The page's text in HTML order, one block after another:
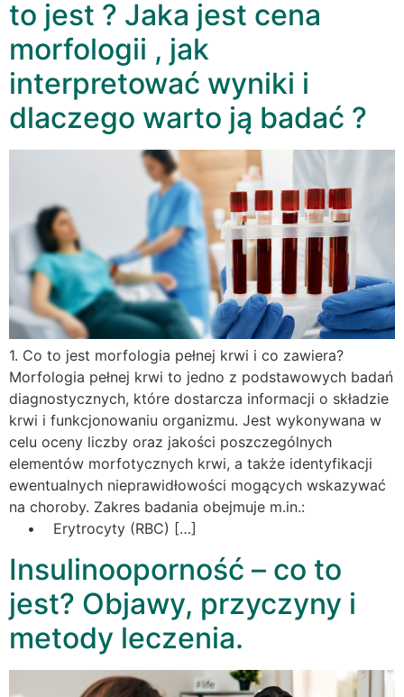
to jest ? Jaka jest cena
morfologii , jak
interpretować wyniki i
dlaczego warto ją badać ?
1. Co to jest morfologia pełnej krwi i co zawiera?
Morfologia pełnej krwi to jedno z podstawowych badań
diagnostycznych, które dostarcza informacji o składzie
krwi i funkcjonowaniu organizmu. Jest wykonywana w
celu oceny liczby oraz jakości poszczególnych
elementów morfotycznych krwi, a także identyfikacji
ewentualnych nieprawidłowości mogących wskazywać
na choroby. Zakres badania obejmuje m.in.:
• Erytrocyty (RBC) […]
Insulinooporność – co to
jest? Objawy, przyczyny i
metody leczenia.